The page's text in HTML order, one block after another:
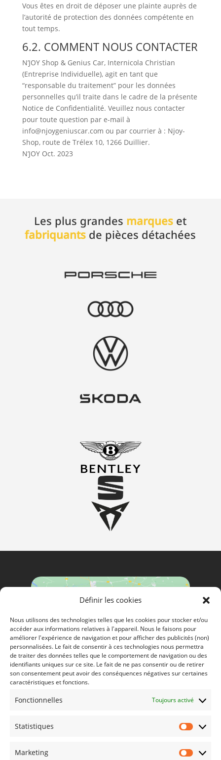
Définir les cookies
Nous utilisons des technologies telles que les cookies pour stocker et/ou
accéder aux informations relatives à l'appareil. Nous le faisons pour
améliorer l'expérience de navigation et pour afficher des publicités (non)
personnalisées. Le fait de consentir à ces technologies nous permettra
de traiter des données telles que le comportement de navigation ou des
identifiants uniques sur ce site. Le fait de ne pas consentir ou de retirer
son consentement peut avoir des conséquences négatives sur certaines
caractéristiques et fonctions.
Fonctionnelles Toujours activé
Statistiques
Marketing
Vous êtes en droit de déposer une plainte auprès de
l’autorité de protection des données compétente en
tout temps.
6.2. COMMENT NOUS CONTACTER
N’JOY Shop & Genius Car, Internicola Christian
(Entreprise Individuelle), agit en tant que
“responsable du traitement” pour les données
personnelles qu’il traite dans le cadre de la présente
Notice de Confidentialité. Veuillez nous contacter
pour toute question par e-mail à
info@njoygeniuscar.com ou par courrier à : Njoy-
Shop, route de Trélex 10, 1266 Duillier.
N’JOY Oct. 2023
Les plus grandes marques et
fabriquants de pièces détachées
Cliquez pour accepter les cookies
marketing et activer ce contenu
CONTACT